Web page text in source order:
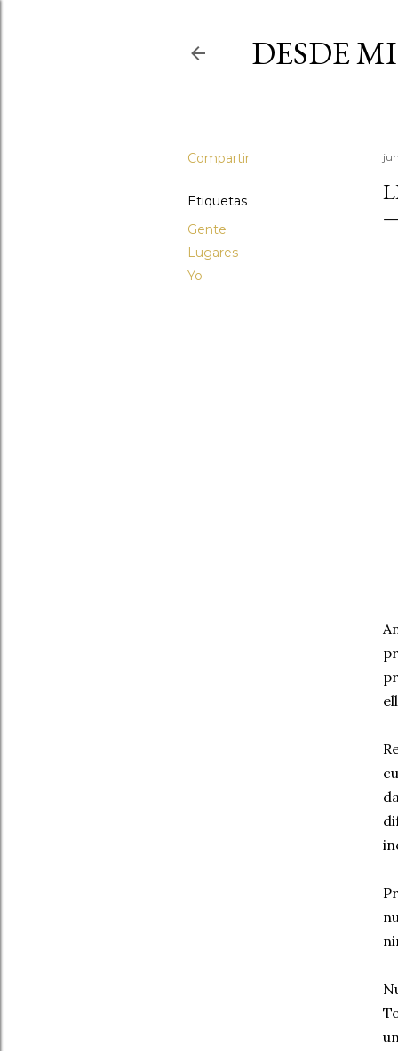
DESDE
Compartir
Etiquetas
Gente
Lugares
Yo